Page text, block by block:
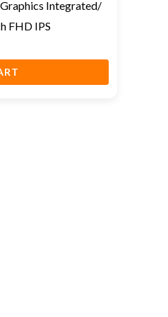
Integrated/
FHD IPS